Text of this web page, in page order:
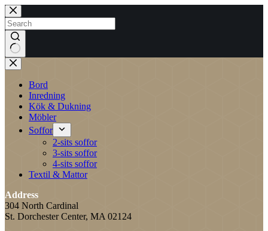
Skip
to
content
No
results
Bord
Inredning
Kök & Dukning
Möbler
Soffor
2-sits soffor
3-sits soffor
4-sits soffor
Textil & Mattor
Address
304 North Cardinal
St. Dorchester Center, MA 02124